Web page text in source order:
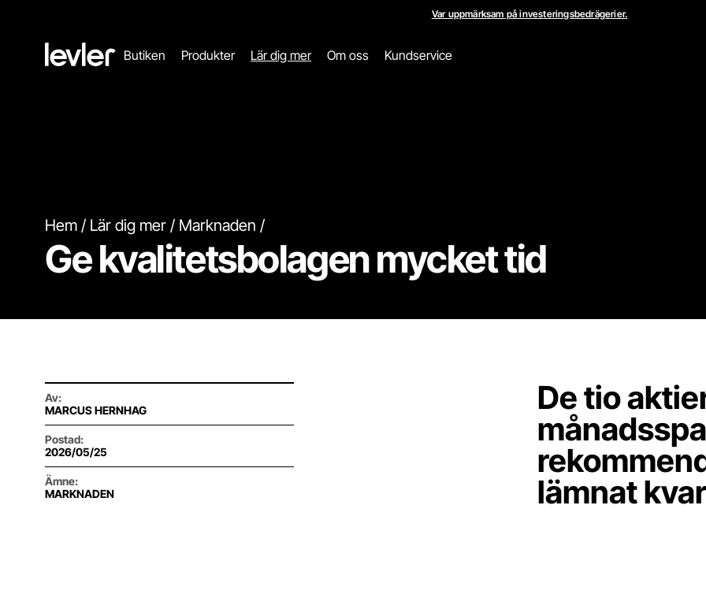
Var uppmärksam på investeringsbedrägerier.
Header.toStartPagee
Butiken Produkter Lär dig mer Om oss Kundservice
Hem Lär dig mer Marknaden
Ge kvalitetsbolagen mycket tid
Av:
MARCUS HERNHAG
Postad:
2026/05/25
Ämne:
MARKNADEN
De tio
lämnat